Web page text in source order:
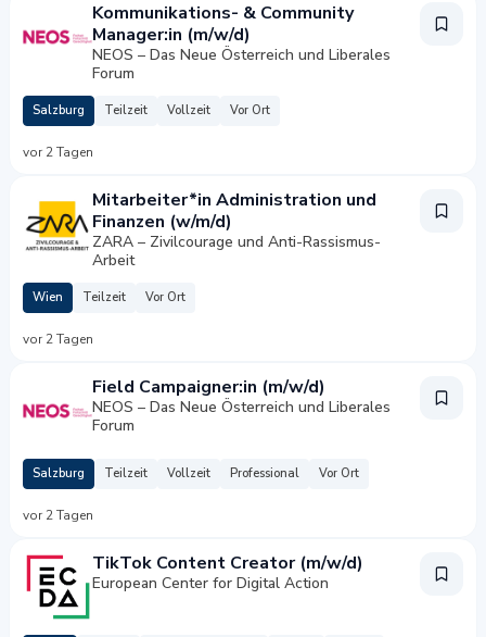
Kommunikations- & Community
Manager:in (m/w/d)
NEOS – Das Neue Österreich und Liberales
Forum
Salzburg Teilzeit Vollzeit Vor Ort
vor 2 Tagen
Mitarbeiter*in Administration und
Finanzen (w/m/d)
ZARA – Zivilcourage und Anti-Rassismus-
Arbeit
Wien Teilzeit Vor Ort
vor 2 Tagen
Field Campaigner:in (m/w/d)
NEOS – Das Neue Österreich und Liberales
Forum
Salzburg Teilzeit Vollzeit Professional Vor Ort
vor 2 Tagen
TikTok Content Creator (m/w/d)
European Center for Digital Action